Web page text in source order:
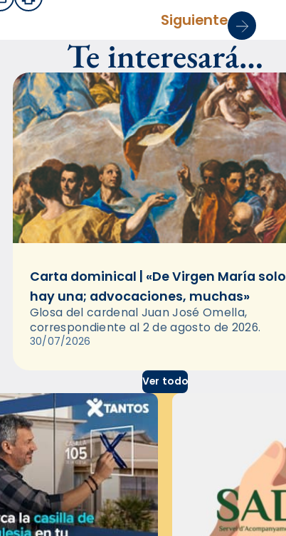
Siguiente
Te interesará…
Carta dominical | «De Virgen María solo
hay una; advocaciones, muchas»
Glosa del cardenal Juan José Omella,
correspondiente al 2 de agosto de 2026.
30/07/2026
Ver todo